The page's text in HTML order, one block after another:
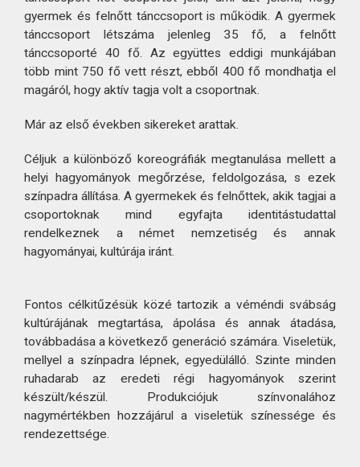
gyermek és felnőtt tánccsoport is működik. A gyermek
tánccsoport létszáma jelenleg 35 fő, a felnőtt
tánccsoporté 40 fő. Az együttes eddigi munkájában
több mint 750 fő vett részt, ebből 400 fő mondhatja el
magáról, hogy aktív tagja volt a csoportnak.
Már az első években sikereket arattak.
Céljuk a különböző koreográfiák megtanulása mellett a
helyi hagyományok megőrzése, feldolgozása, s ezek
színpadra állítása. A gyermekek és felnőttek, akik tagjai a
csoportoknak mind egyfajta identitástudattal
rendelkeznek a német nemzetiség és annak
hagyományai, kultúrája iránt.
Fontos célkitűzésük közé tartozik a véméndi svábság
kultúrájának megtartása, ápolása és annak átadása,
továbbadása a következő generáció számára. Viseletük,
mellyel a színpadra lépnek, egyedülálló. Szinte minden
ruhadarab az eredeti régi hagyományok szerint
készült/készül. Produkciójuk színvonalához
nagymértékben hozzájárul a viseletük színessége és
rendezettsége.